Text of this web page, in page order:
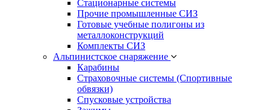
Стационарные системы
Прочие промышленные СИЗ
Готовые учебные полигоны из
металлоконструкций
Комплекты СИЗ
Альпинистское снаряжение
Карабины
Страховочные системы (Спортивные
обвязки)
Спусковые устройства